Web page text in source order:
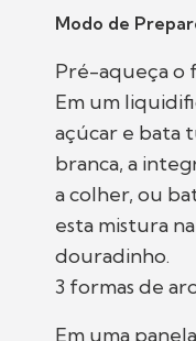
Modo de
Pré-aqueça o
Em um
açúcar e bata
branca, a
a colher, ou
esta mistura
douradinho.
3 formas de
Em uma